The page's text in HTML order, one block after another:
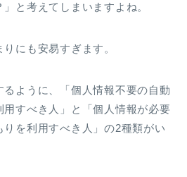
と考えてしまいますよね。
にも安易すぎます。
ように、「個人情報不要の自動
すべき人」と「個人情報が必要
を利用すべき人」の2種類がい